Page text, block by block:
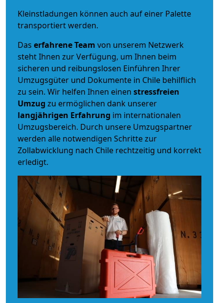
Kleinstladungen können auch auf einer Palette
transportiert werden.
Das erfahrene Team von unserem Netzwerk
steht Ihnen zur Verfügung, um Ihnen beim
sicheren und reibungslosen Einführen Ihrer
Umzugsgüter und Dokumente in Chile behilflich
zu sein. Wir helfen Ihnen einen stressfreien
Umzug zu ermöglichen dank unserer
langjährigen Erfahrung im internationalen
Umzugsbereich. Durch unsere Umzugspartner
werden alle notwendigen Schritte zur
Zollabwicklung nach Chile rechtzeitig und korrekt
erledigt.